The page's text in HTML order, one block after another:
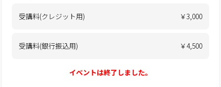
受講料(クレジット用) ￥3,000
受講料(銀行振込用) ￥4,500
イベントは終了しました。